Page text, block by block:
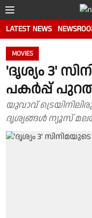
LATEST NEWS
MOVIES
'ദൃശ്യം 3'
പകർപ്പ്
യുവാവ്
ദൃശ്യങ്ങൾ ന്യൂസ്